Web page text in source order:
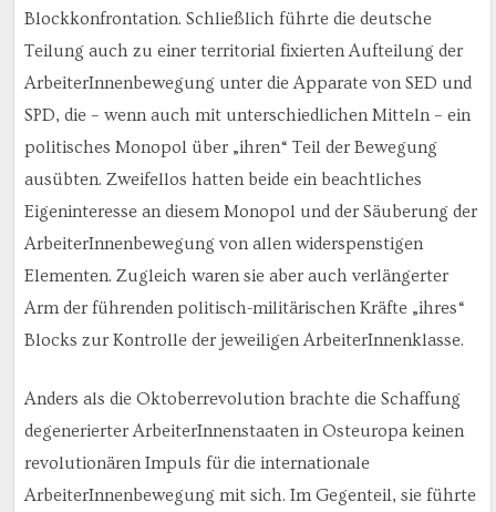
Blockkonfrontation. Schließlich führte die deutsche
Teilung auch zu einer territorial fixierten Aufteilung der
ArbeiterInnenbewegung unter die Apparate von SED und
SPD, die – wenn auch mit unterschiedlichen Mitteln – ein
politisches Monopol über „ihren“ Teil der Bewegung
ausübten. Zweifellos hatten beide ein beachtliches
Eigeninteresse an diesem Monopol und der Säuberung der
ArbeiterInnenbewegung von allen widerspenstigen
Elementen. Zugleich waren sie aber auch verlängerter
Arm der führenden politisch-militärischen Kräfte „ihres“
Blocks zur Kontrolle der jeweiligen ArbeiterInnenklasse.
Anders als die Oktoberrevolution brachte die Schaffung
degenerierter ArbeiterInnenstaaten in Osteuropa keinen
revolutionären Impuls für die internationale
ArbeiterInnenbewegung mit sich. Im Gegenteil, sie führte